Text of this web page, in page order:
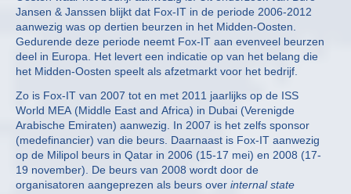
Jansen & Janssen blijkt dat Fox-IT in de periode 2006-2012
aanwezig was op dertien beurzen in het Midden-Oosten.
Gedurende deze periode neemt Fox-IT aan evenveel beurzen
deel in Europa. Het levert een indicatie op van het belang die
het Midden-Oosten speelt als afzetmarkt voor het bedrijf.
Zo is Fox-IT van 2007 tot en met 2011 jaarlijks op de ISS
World MEA (Middle East and Africa) in Dubai (Verenigde
Arabische Emiraten) aanwezig. In 2007 is het zelfs sponsor
(medefinancier) van die beurs. Daarnaast is Fox-IT aanwezig
op de Milipol beurs in Qatar in 2006 (15-17 mei) en 2008 (17-
19 november). De beurs van 2008 wordt door de
organisatoren aangeprezen als beurs over internal state